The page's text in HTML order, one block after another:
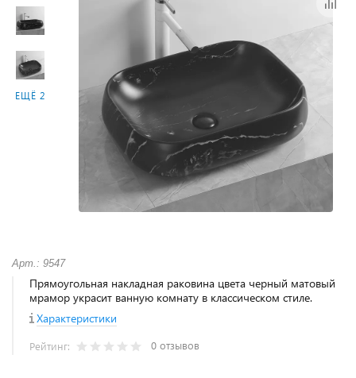
ЕЩЁ 2
Арт.: 9547
Прямоугольная накладная раковина цвета черный матовый
мрамор украсит ванную комнату в классическом стиле.
Характеристики
Рейтинг: 0 отзывов